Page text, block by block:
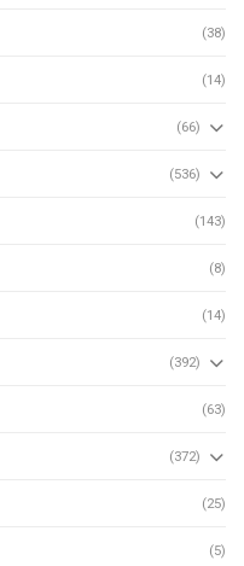
(38)
(14)
(66)
(536)
(143)
(8)
(14)
(392)
(63)
(372)
(25)
(5)